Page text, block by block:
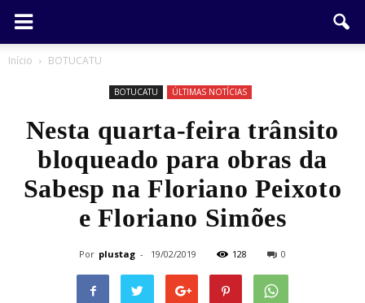
Início BOTUCATU
BOTUCATU ÚLTIMAS NOTÍCIAS
Nesta quarta-feira trânsito
bloqueado para obras da
Sabesp na Floriano Peixoto
e Floriano Simões
Por plustag - 19/02/2019 128 0